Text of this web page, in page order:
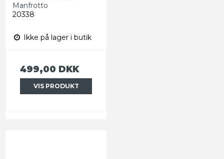
Manfrotto
20338
Ikke på lager i butik
499,00 DKK
VIS PRODUKT